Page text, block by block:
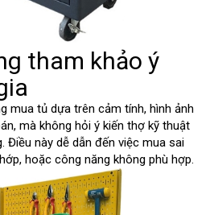
tham khảo ý
mua tủ dựa trên cảm tính, hình ảnh
mà không hỏi ý kiến thợ kỹ thuật
Điều này dễ dẫn đến việc mua sai
hoặc công năng không phù hợp.